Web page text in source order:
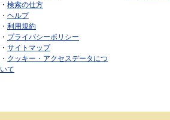
・ 検索の仕方
・ ヘルプ
・ 利用規約
・ プライバシーポリシー
・ サイトマップ
・ クッキー・アクセスデータにつ
いて